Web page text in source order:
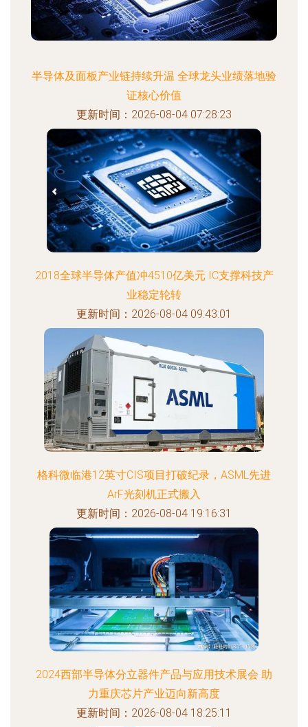
半导体及面板产业链持续升温 全球龙头业绩落地验
证核心价值
更新时间：2026-08-04 07:28:23
2018全球半导体产值冲4510亿美元 IC支撑科技产
业稳定轮转
更新时间：2026-08-04 09:43:01
格科微临港12英寸CIS项目打破纪录，ASML先进
ArF光刻机正式搬入
更新时间：2026-08-04 19:16:31
2024西部半导体分立器件产品与应用技术展会 助
力重庆芯片产业迈向新高度
更新时间：2026-08-04 18:25:11